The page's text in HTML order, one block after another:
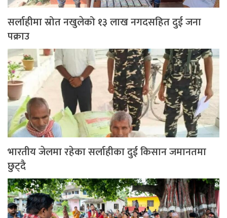
सर्लाहीमा स्रोत नखुलेको १३ लाख नगदसहित दुई जना
पक्राउ
भारतीय जेलमा रहेका सर्लाहीका दुई किसान जमानतमा
छुट्दै